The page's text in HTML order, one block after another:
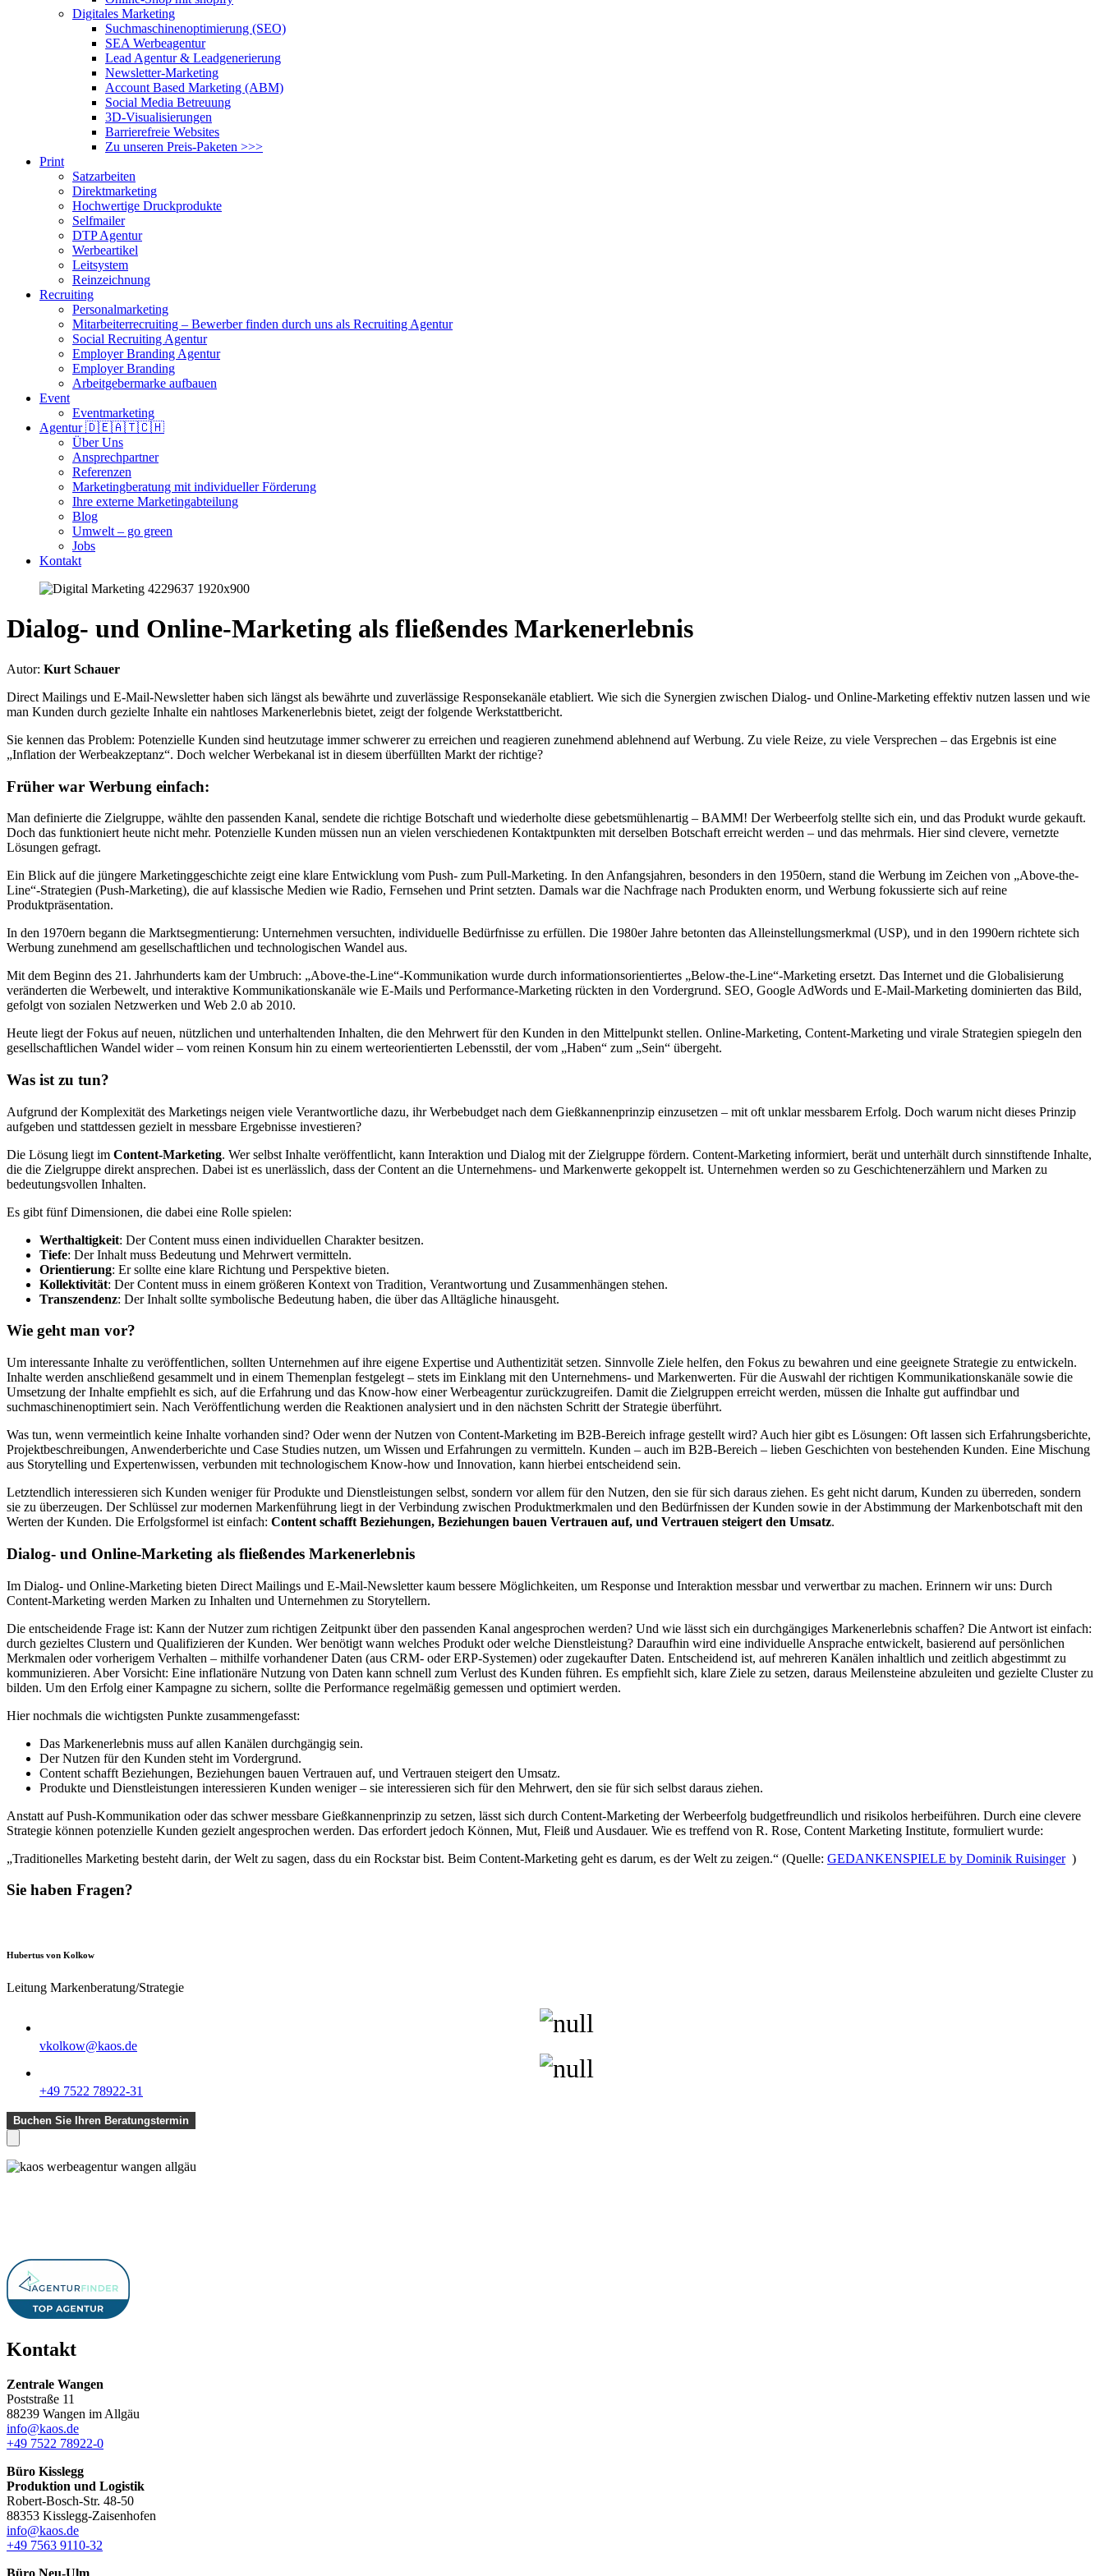
Digitales Marketing
Suchmaschinenoptimierung (SEO)
SEA Werbeagentur
Lead Agentur & Leadgenerierung
Newsletter-Marketing
Account Based Marketing (ABM)
Social Media Betreuung
3D-Visualisierungen
Barrierefreie Websites
Zu unseren Preis-Paketen >>>
Print
Satzarbeiten
Direktmarketing
Hochwertige Druckprodukte
Selfmailer
DTP Agentur
Werbeartikel
Leitsystem
Reinzeichnung
Recruiting
Personalmarketing
Mitarbeiterrecruiting – Bewerber finden durch uns als Recruiting Agentur
Social Recruiting Agentur
Employer Branding Agentur
Employer Branding
Arbeitgebermarke aufbauen
Event
Eventmarketing
Agentur 🇩🇪🇦🇹🇨🇭
Über Uns
Ansprechpartner
Referenzen
Marketingberatung mit individueller Förderung
Ihre externe Marketingabteilung
Blog
Umwelt – go green
Jobs
Kontakt
Dialog- und Online-Marketing als fließendes Markenerlebnis
Autor: Kurt Schauer
Direct Mailings und E-Mail-Newsletter haben sich längst als bewährte und zuverlässige Responsekanäle etabliert. Wie sich die Synergien zwischen Dialog- und Online-Marketing effektiv nutzen lassen und wie
man Kunden durch gezielte Inhalte ein nahtloses Markenerlebnis bietet, zeigt der folgende Werkstattbericht.
Sie kennen das Problem: Potenzielle Kunden sind heutzutage immer schwerer zu erreichen und reagieren zunehmend ablehnend auf Werbung. Zu viele Reize, zu viele Versprechen – das Ergebnis ist eine
„Inflation der Werbeakzeptanz“. Doch welcher Werbekanal ist in diesem überfüllten Markt der richtige?
Früher war Werbung einfach:
Man definierte die Zielgruppe, wählte den passenden Kanal, sendete die richtige Botschaft und wiederholte diese gebetsmühlenartig – BAMM! Der Werbeerfolg stellte sich ein, und das Produkt wurde gekauft.
Doch das funktioniert heute nicht mehr. Potenzielle Kunden müssen nun an vielen verschiedenen Kontaktpunkten mit derselben Botschaft erreicht werden – und das mehrmals. Hier sind clevere, vernetzte
Lösungen gefragt.
Ein Blick auf die jüngere Marketinggeschichte zeigt eine klare Entwicklung vom Push- zum Pull-Marketing. In den Anfangsjahren, besonders in den 1950ern, stand die Werbung im Zeichen von „Above-the-
Line“-Strategien (Push-Marketing), die auf klassische Medien wie Radio, Fernsehen und Print setzten. Damals war die Nachfrage nach Produkten enorm, und Werbung fokussierte sich auf reine
Produktpräsentation.
In den 1970ern begann die Marktsegmentierung: Unternehmen versuchten, individuelle Bedürfnisse zu erfüllen. Die 1980er Jahre betonten das Alleinstellungsmerkmal (USP), und in den 1990ern richtete sich
Werbung zunehmend am gesellschaftlichen und technologischen Wandel aus.
Mit dem Beginn des 21. Jahrhunderts kam der Umbruch: „Above-the-Line“-Kommunikation wurde durch informationsorientiertes „Below-the-Line“-Marketing ersetzt. Das Internet und die Globalisierung
veränderten die Werbewelt, und interaktive Kommunikationskanäle wie E-Mails und Performance-Marketing rückten in den Vordergrund. SEO, Google AdWords und E-Mail-Marketing dominierten das Bild,
gefolgt von sozialen Netzwerken und Web 2.0 ab 2010.
Heute liegt der Fokus auf neuen, nützlichen und unterhaltenden Inhalten, die den Mehrwert für den Kunden in den Mittelpunkt stellen. Online-Marketing, Content-Marketing und virale Strategien spiegeln den
gesellschaftlichen Wandel wider – vom reinen Konsum hin zu einem werteorientierten Lebensstil, der vom „Haben“ zum „Sein“ übergeht.
Was ist zu tun?
Aufgrund der Komplexität des Marketings neigen viele Verantwortliche dazu, ihr Werbebudget nach dem Gießkannenprinzip einzusetzen – mit oft unklar messbarem Erfolg. Doch warum nicht dieses Prinzip
aufgeben und stattdessen gezielt in messbare Ergebnisse investieren?
Die Lösung liegt im Content-Marketing. Wer selbst Inhalte veröffentlicht, kann Interaktion und Dialog mit der Zielgruppe fördern. Content-Marketing informiert, berät und unterhält durch sinnstiftende Inhalte,
die die Zielgruppe direkt ansprechen. Dabei ist es unerlässlich, dass der Content an die Unternehmens- und Markenwerte gekoppelt ist. Unternehmen werden so zu Geschichtenerzählern und Marken zu
bedeutungsvollen Inhalten.
Es gibt fünf Dimensionen, die dabei eine Rolle spielen:
Werthaltigkeit: Der Content muss einen individuellen Charakter besitzen.
Tiefe: Der Inhalt muss Bedeutung und Mehrwert vermitteln.
Orientierung: Er sollte eine klare Richtung und Perspektive bieten.
Kollektivität: Der Content muss in einem größeren Kontext von Tradition, Verantwortung und Zusammenhängen stehen.
Transzendenz: Der Inhalt sollte symbolische Bedeutung haben, die über das Alltägliche hinausgeht.
Wie geht man vor?
Um interessante Inhalte zu veröffentlichen, sollten Unternehmen auf ihre eigene Expertise und Authentizität setzen. Sinnvolle Ziele helfen, den Fokus zu bewahren und eine geeignete Strategie zu entwickeln.
Inhalte werden anschließend gesammelt und in einem Themenplan festgelegt – stets im Einklang mit den Unternehmens- und Markenwerten. Für die Auswahl der richtigen Kommunikationskanäle sowie die
Umsetzung der Inhalte empfiehlt es sich, auf die Erfahrung und das Know-how einer Werbeagentur zurückzugreifen. Damit die Zielgruppen erreicht werden, müssen die Inhalte gut auffindbar und
suchmaschinenoptimiert sein. Nach Veröffentlichung werden die Reaktionen analysiert und in den nächsten Schritt der Strategie überführt.
Was tun, wenn vermeintlich keine Inhalte vorhanden sind? Oder wenn der Nutzen von Content-Marketing im B2B-Bereich infrage gestellt wird? Auch hier gibt es Lösungen: Oft lassen sich Erfahrungsberichte,
Projektbeschreibungen, Anwenderberichte und Case Studies nutzen, um Wissen und Erfahrungen zu vermitteln. Kunden – auch im B2B-Bereich – lieben Geschichten von bestehenden Kunden. Eine Mischung
aus Storytelling und Expertenwissen, verbunden mit technologischem Know-how und Innovation, kann hierbei entscheidend sein.
Letztendlich interessieren sich Kunden weniger für Produkte und Dienstleistungen selbst, sondern vor allem für den Nutzen, den sie für sich daraus ziehen. Es geht nicht darum, Kunden zu überreden, sondern
sie zu überzeugen. Der Schlüssel zur modernen Markenführung liegt in der Verbindung zwischen Produktmerkmalen und den Bedürfnissen der Kunden sowie in der Abstimmung der Markenbotschaft mit den
Werten der Kunden. Die Erfolgsformel ist einfach: Content schafft Beziehungen, Beziehungen bauen Vertrauen auf, und Vertrauen steigert den Umsatz.
Dialog- und Online-Marketing als fließendes Markenerlebnis
Im Dialog- und Online-Marketing bieten Direct Mailings und E-Mail-Newsletter kaum bessere Möglichkeiten, um Response und Interaktion messbar und verwertbar zu machen. Erinnern wir uns: Durch
Content-Marketing werden Marken zu Inhalten und Unternehmen zu Storytellern.
Die entscheidende Frage ist: Kann der Nutzer zum richtigen Zeitpunkt über den passenden Kanal angesprochen werden? Und wie lässt sich ein durchgängiges Markenerlebnis schaffen? Die Antwort ist einfach:
durch gezieltes Clustern und Qualifizieren der Kunden. Wer benötigt wann welches Produkt oder welche Dienstleistung? Daraufhin wird eine individuelle Ansprache entwickelt, basierend auf persönlichen
Merkmalen oder vorherigem Verhalten – mithilfe vorhandener Daten (aus CRM- oder ERP-Systemen) oder zugekaufter Daten. Entscheidend ist, auf mehreren Kanälen inhaltlich und zeitlich abgestimmt zu
kommunizieren. Aber Vorsicht: Eine inflationäre Nutzung von Daten kann schnell zum Verlust des Kunden führen. Es empfiehlt sich, klare Ziele zu setzen, daraus Meilensteine abzuleiten und gezielte Cluster zu
bilden. Um den Erfolg einer Kampagne zu sichern, sollte die Performance regelmäßig gemessen und optimiert werden.
Hier nochmals die wichtigsten Punkte zusammengefasst:
Das Markenerlebnis muss auf allen Kanälen durchgängig sein.
Der Nutzen für den Kunden steht im Vordergrund.
Content schafft Beziehungen, Beziehungen bauen Vertrauen auf, und Vertrauen steigert den Umsatz.
Produkte und Dienstleistungen interessieren Kunden weniger – sie interessieren sich für den Mehrwert, den sie für sich selbst daraus ziehen.
Anstatt auf Push-Kommunikation oder das schwer messbare Gießkannenprinzip zu setzen, lässt sich durch Content-Marketing der Werbeerfolg budgetfreundlich und risikolos herbeiführen. Durch eine clevere
Strategie können potenzielle Kunden gezielt angesprochen werden. Das erfordert jedoch Können, Mut, Fleiß und Ausdauer. Wie es treffend von R. Rose, Content Marketing Institute, formuliert wurde:
„Traditionelles Marketing besteht darin, der Welt zu sagen, dass du ein Rockstar bist. Beim Content-Marketing geht es darum, es der Welt zu zeigen.“ (Quelle: GEDANKENSPIELE by Dominik Ruisinger)
Sie haben Fragen?
Hubertus von Kolkow
Leitung Markenberatung/Strategie
vkolkow@kaos.de
+49 7522 78922-31
Buchen Sie Ihren Beratungstermin
Kontakt
Zentrale Wangen
Poststraße 11
88239 Wangen im Allgäu
info@kaos.de
+49 7522 78922-0
Büro Kisslegg
Produktion und Logistik
Robert-Bosch-Str. 48-50
88353 Kisslegg-Zaisenhofen
info@kaos.de
+49 7563 9110-32
Büro Neu-Ulm